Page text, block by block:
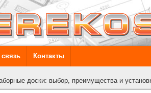
Контакты
доски: выбор, преимущества и